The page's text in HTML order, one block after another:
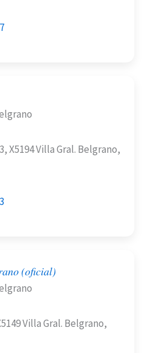
X5194 Villa Gral. Belgrano,
(oficial)
Villa Gral. Belgrano,